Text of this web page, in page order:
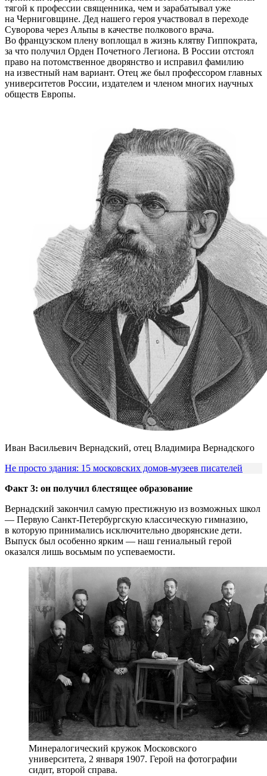
тягой к профессии священника, чем и зарабатывал уже
на Черниговщине. Дед нашего героя участвовал в переходе
Суворова через Альпы в качестве полкового врача.
Во французском плену воплощал в жизнь клятву Гиппократа,
за что получил Орден Почетного Легиона. В России отстоял
право на потомственное дворянство и исправил фамилию
на известный нам вариант. Отец же был профессором главных
университетов России, издателем и членом многих научных
обществ Европы.
Иван Васильевич Вернадский, отец Владимира Вернадского
Не просто здания: 15 московских домов-музеев писателей
Факт 3: он получил блестящее образование
Вернадский закончил самую престижную из возможных школ
— Первую Санкт-Петербургскую классическую гимназию,
в которую принимались исключительно дворянские дети.
Выпуск был особенно ярким — наш гениальный герой
оказался лишь восьмым по успеваемости.
Минералогический кружок Московского
университета, 2 января 1907. Герой на фотографии
сидит, второй справа.